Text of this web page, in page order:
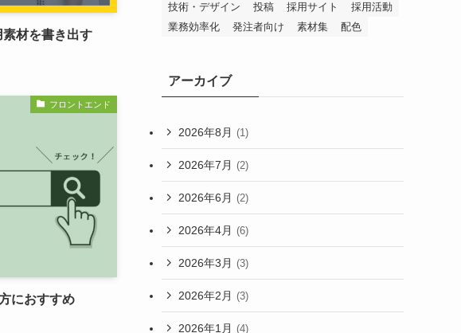
材を書き出す
フロントエンド
におすすめ
技術・デザイン
投稿 採用サイト
採用活動
業務効率化
発注者向け 素材集 配色
アーカイブ
2026年8月 (1)
2026年7月 (2)
2026年6月 (2)
2026年4月 (6)
2026年3月 (3)
2026年2月 (3)
2026年1月 (4)